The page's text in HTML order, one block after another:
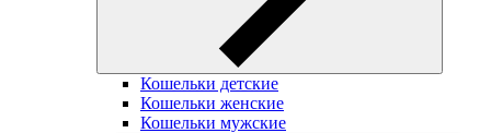
Кошельки детские
Кошельки женские
Кошельки мужские